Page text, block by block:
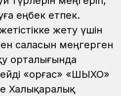
еңбек етпек.
жету үшін
саласын меңгерген
орталығында
«Қорғас» «ШЫХО»
Халықаралық